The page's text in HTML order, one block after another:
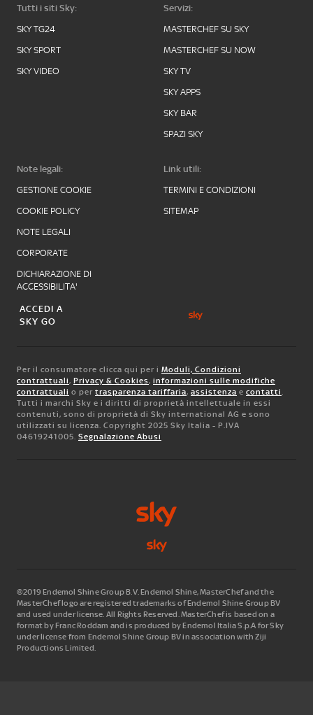
Tutti i siti Sky:
SKY TG24
SKY SPORT
SKY VIDEO
Servizi:
MASTERCHEF SU SKY
MASTERCHEF SU NOW
SKY TV
SKY APPS
SKY BAR
SPAZI SKY
Note legali:
GESTIONE COOKIE
COOKIE POLICY
NOTE LEGALI
CORPORATE
DICHIARAZIONE DI
ACCESSIBILITA'
Link utili:
TERMINI E CONDIZIONI
SITEMAP
ACCEDI A
SKY GO
Per il consumatore clicca qui per i Moduli, Condizioni
contrattuali, Privacy & Cookies, informazioni sulle modifiche
contrattuali o per trasparenza tariffaria, assistenza e contatti.
Tutti i marchi Sky e i diritti di proprietà intellettuale in essi
contenuti, sono di proprietà di Sky international AG e sono
utilizzati su licenza. Copyright 2025 Sky Italia - P.IVA
04619241005. Segnalazione Abusi
©2019 Endemol Shine Group B.V. Endemol Shine, MasterChef and the
MasterChef logo are registered trademarks of Endemol Shine Group BV
and used under license. All Rights Reserved. MasterChef is based on a
format by Franc Roddam and is produced by Endemol Italia S.p.A for Sky
under license from Endemol Shine Group BV in association with Ziji
Productions Limited.